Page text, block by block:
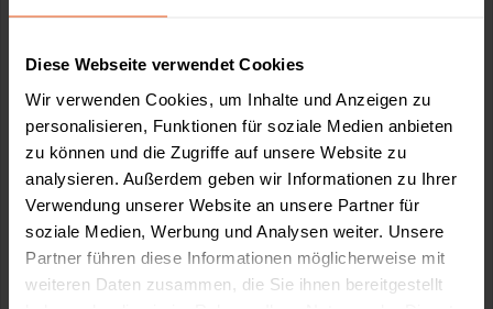
Diese Webseite verwendet Cookies
Wir verwenden Cookies, um Inhalte und Anzeigen zu
personalisieren, Funktionen für soziale Medien anbieten
zu können und die Zugriffe auf unsere Website zu
analysieren. Außerdem geben wir Informationen zu Ihrer
Verwendung unserer Website an unsere Partner für
soziale Medien, Werbung und Analysen weiter. Unsere
Partner führen diese Informationen möglicherweise mit
weiteren Daten zusammen, die Sie ihnen bereitgestellt